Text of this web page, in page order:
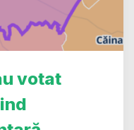
votat